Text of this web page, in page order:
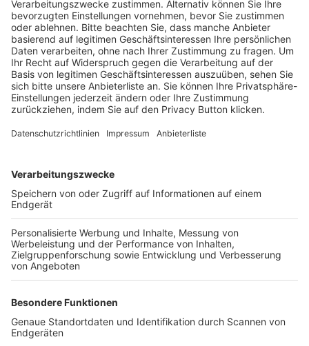
Schulungsangebot Vereinsmitarbeiter
BFV-Geschäftsstellen
Trainerbörse
Login SpielPlus
FOLGE DEM BFV
TOP-VEREINE
TOP-PARTNER